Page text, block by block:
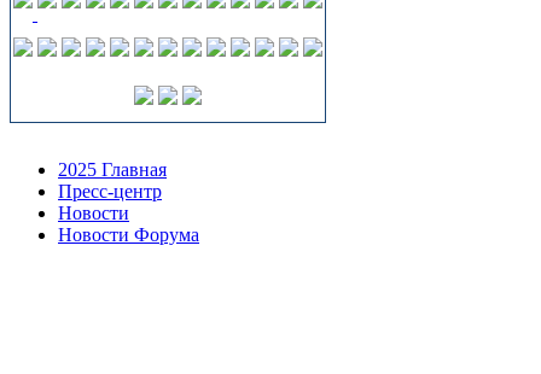
2025 Главная
Пресс-центр
Новости
Новости Форума